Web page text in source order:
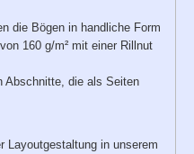
die Bögen in handliche Form
160 g/m² mit einer Rillnut
Abschnitte, die als Seiten
Layoutgestaltung in unserem